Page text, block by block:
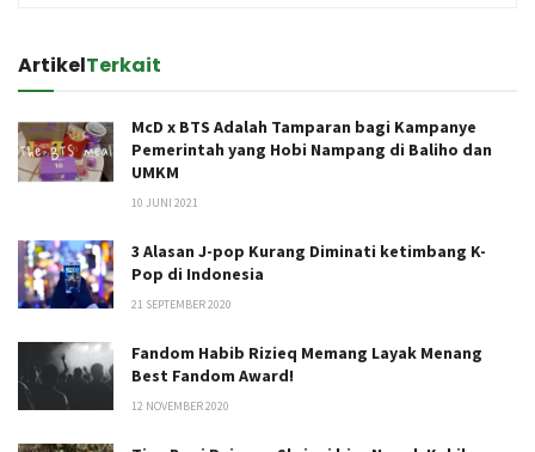
ArtikelTerkait
McD x BTS Adalah Tamparan bagi Kampanye
Pemerintah yang Hobi Nampang di Baliho dan
UMKM
10 JUNI 2021
3 Alasan J-pop Kurang Diminati ketimbang K-
Pop di Indonesia
21 SEPTEMBER 2020
Fandom Habib Rizieq Memang Layak Menang
Best Fandom Award!
12 NOVEMBER 2020